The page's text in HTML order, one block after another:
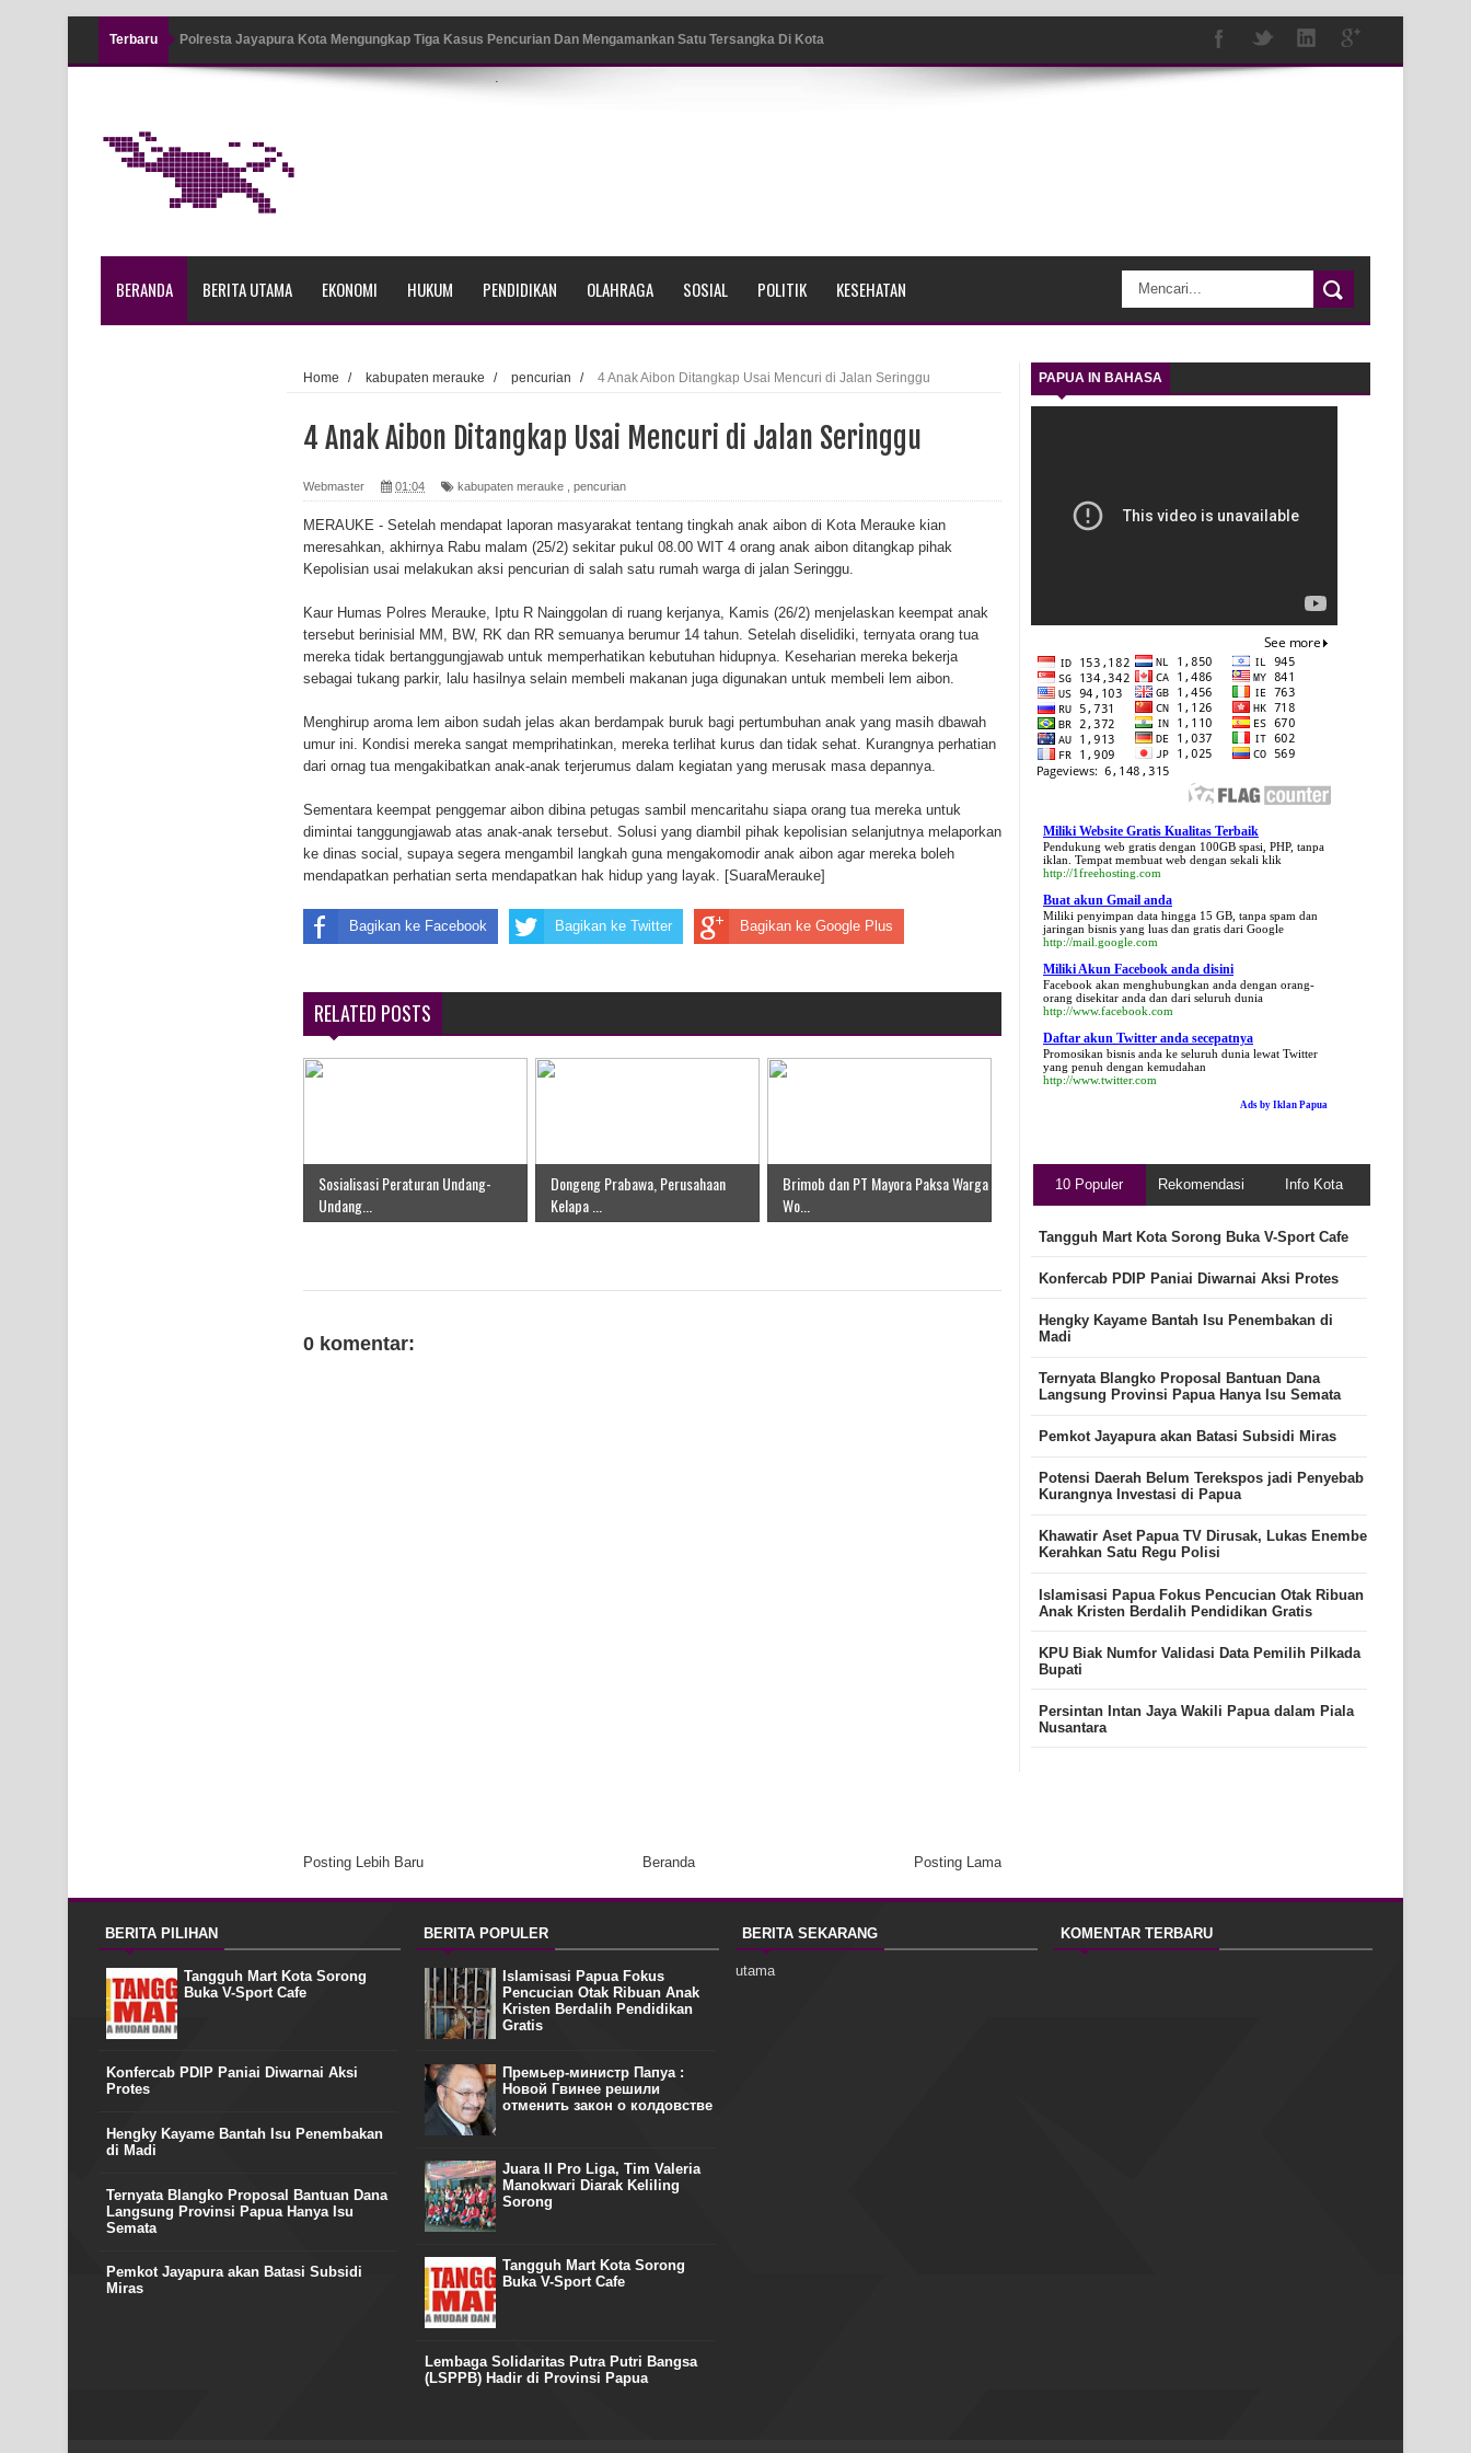
Terbaru Polresta Jayapura Kota Mengungkap Tiga Kasus Pencurian Dan Mengamankan Satu Tersangka Di Kota
Kapolresta Jayapura Kota Mengapresiasi Antusiasme Warga Saat Nonton Bareng Final Piala Dunia 2026 di
Lima Rumah Pribadi Terbakar Di Hamadi Jayapura Selatan
Gempa M3,3 Guncang Nabire, BMKG Imbau Waspada Susulan
Mama-Mama Pasar Lama Sentani Protes Tumpukan Sampah dengan Menghambur ke Tengah Jalan
Marthen Medlama Sebut Pemprov Papua Siapkan 1000 Kuota Beasiswa Mace
BRI Region 18 Jayapura Salurkan Bantuan CSR untuk RS Bhayangkara Polda Papua pada Peringatan Hari
Indonesia Turns Remote Papua Frontier into National Food Belt with Mechanized Rice Expansion
Mentan Tinjau Program Cetak Sawah dan Penanaman Padi di Merauke
Mantan Sekda Jayawijaya Jadi Tersangka Kasus Korupsi Jalan Lingkar
Papuan Artisans Take Center Stage at Indonesia's National Craft Anniversary in Makassar
Air Terjun Memti Pesona Tersembunyi di Kabupaten Pegunungan Arfak
.
BERANDA BERITA UTAMA EKONOMI HUKUM PENDIDIKAN OLAHRAGA SOSIAL POLITIK KESEHATAN
Home / kabupaten merauke / pencurian / 4 Anak Aibon Ditangkap Usai Mencuri di Jalan Seringgu
4 Anak Aibon Ditangkap Usai Mencuri di Jalan Seringgu
Webmaster 01:04 kabupaten merauke pencurian
MERAUKE - Setelah mendapat laporan masyarakat tentang tingkah anak aibon di Kota Merauke kian
meresahkan, akhirnya Rabu malam (25/2) sekitar pukul 08.00 WIT 4 orang anak aibon ditangkap pihak
Kepolisian usai melakukan aksi pencurian di salah satu rumah warga di jalan Seringgu.
Kaur Humas Polres Merauke, Iptu R Nainggolan di ruang kerjanya, Kamis (26/2) menjelaskan keempat anak
tersebut berinisial MM, BW, RK dan RR semuanya berumur 14 tahun. Setelah diselidiki, ternyata orang tua
mereka tidak bertanggungjawab untuk memperhatikan kebutuhan hidupnya. Keseharian mereka bekerja
sebagai tukang parkir, lalu hasilnya selain membeli makanan juga digunakan untuk membeli lem aibon.
Menghirup aroma lem aibon sudah jelas akan berdampak buruk bagi pertumbuhan anak yang masih dbawah
umur ini. Kondisi mereka sangat memprihatinkan, mereka terlihat kurus dan tidak sehat. Kurangnya perhatian
dari ornag tua mengakibatkan anak-anak terjerumus dalam kegiatan yang merusak masa depannya.
Sementara keempat penggemar aibon dibina petugas sambil mencaritahu siapa orang tua mereka untuk
dimintai tanggungjawab atas anak-anak tersebut. Solusi yang diambil pihak kepolisian selanjutnya melaporkan
ke dinas social, supaya segera mengambil langkah guna mengakomodir anak aibon agar mereka boleh
mendapatkan perhatian serta mendapatkan hak hidup yang layak. [SuaraMerauke]
Bagikan ke Facebook Bagikan ke Twitter Bagikan ke Google Plus
RELATED POSTS
Sosialisasi Peraturan Undang-
Undang...
Dongeng Prabawa, Perusahaan
Kelapa ...
Brimob dan PT Mayora Paksa Warga
Wo...
0 komentar:
Posting Lebih Baru Posting Lama
Beranda
PAPUA IN BAHASA
Miliki Website Gratis Kualitas Terbaik
Pendukung web gratis dengan 100GB spasi, PHP, tanpa
iklan. Tempat membuat web dengan sekali klik
http://1freehosting.com
Buat akun Gmail anda
Miliki penyimpan data hingga 15 GB, tanpa spam dan
jaringan bisnis yang luas dan gratis dari Google
http://mail.google.com
Miliki Akun Facebook anda disini
Facebook akan menghubungkan anda dengan orang-
orang disekitar anda dan dari seluruh dunia
http://www.facebook.com
Daftar akun Twitter anda secepatnya
Promosikan bisnis anda ke seluruh dunia lewat Twitter
yang penuh dengan kemudahan
http://www.twitter.com
Ads by Iklan Papua
10 Populer Rekomendasi Info Kota
Tangguh Mart Kota Sorong Buka V-Sport Cafe
Konfercab PDIP Paniai Diwarnai Aksi Protes
Hengky Kayame Bantah Isu Penembakan di
Madi
Ternyata Blangko Proposal Bantuan Dana
Langsung Provinsi Papua Hanya Isu Semata
Pemkot Jayapura akan Batasi Subsidi Miras
Potensi Daerah Belum Terekspos jadi Penyebab
Kurangnya Investasi di Papua
Khawatir Aset Papua TV Dirusak, Lukas Enembe
Kerahkan Satu Regu Polisi
Islamisasi Papua Fokus Pencucian Otak Ribuan
Anak Kristen Berdalih Pendidikan Gratis
KPU Biak Numfor Validasi Data Pemilih Pilkada
Bupati
Persintan Intan Jaya Wakili Papua dalam Piala
Nusantara
BERITA PILIHAN
Tangguh Mart Kota Sorong
Buka V-Sport Cafe
Konfercab PDIP Paniai Diwarnai Aksi
Protes
Hengky Kayame Bantah Isu Penembakan
di Madi
Ternyata Blangko Proposal Bantuan Dana
Langsung Provinsi Papua Hanya Isu
Semata
Pemkot Jayapura akan Batasi Subsidi
Miras
BERITA POPULER
Islamisasi Papua Fokus
Pencucian Otak Ribuan Anak
Kristen Berdalih Pendidikan
Gratis
Премьер-министр Папуа :
Новой Гвинее решили
отменить закон о колдовстве
Juara II Pro Liga, Tim Valeria
Manokwari Diarak Keliling
Sorong
Tangguh Mart Kota Sorong
Buka V-Sport Cafe
Lembaga Solidaritas Putra Putri Bangsa
(LSPPB) Hadir di Provinsi Papua
BERITA SEKARANG
utama
KOMENTAR TERBARU